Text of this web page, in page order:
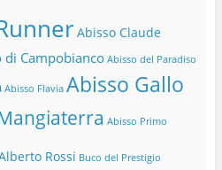
Abisso Claude
di Campobianco Abisso del Paradiso
Abisso Flavia Abisso Gallo
Abisso Primo
Rossi Buco del Prestigio